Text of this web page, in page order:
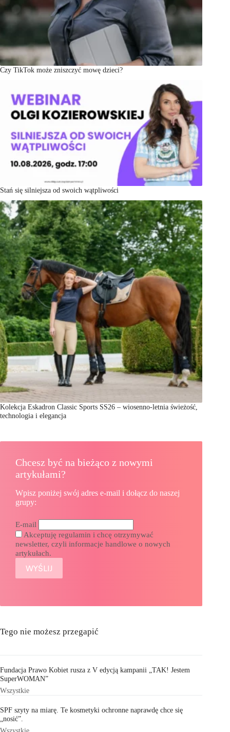
Czy TikTok może zniszczyć mowę dzieci?
Stań się silniejsza od swoich wątpliwości
Kolekcja Eskadron Classic Sports SS26 – wiosenno-letnia świeżość,
technologia i elegancja
Chcesz być na bieżąco z nowymi
artykułami?
Wpisz poniżej swój adres e-mail i dołącz do naszej
grupy:
E-mail
Akceptuję regulamin i chcę otrzymywać
newsletter, czyli informacje handlowe o nowych
artykułach.
Tego nie możesz przegapić
Fundacja Prawo Kobiet rusza z V edycją kampanii „TAK! Jestem
SuperWOMAN”
Wszystkie
SPF szyty na miarę. Te kosmetyki ochronne naprawdę chce się
„nosić”.